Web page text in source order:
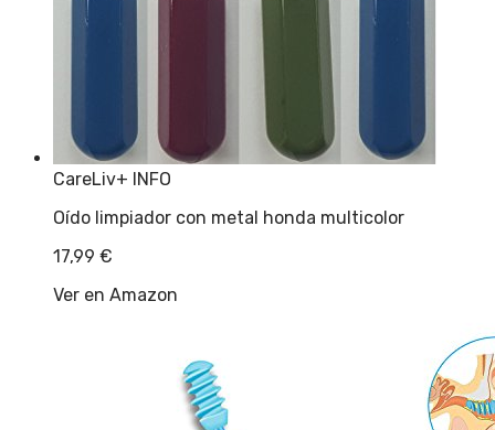
CareLiv+ INFO
Oído limpiador con metal honda multicolor
17,99 €
Ver en Amazon